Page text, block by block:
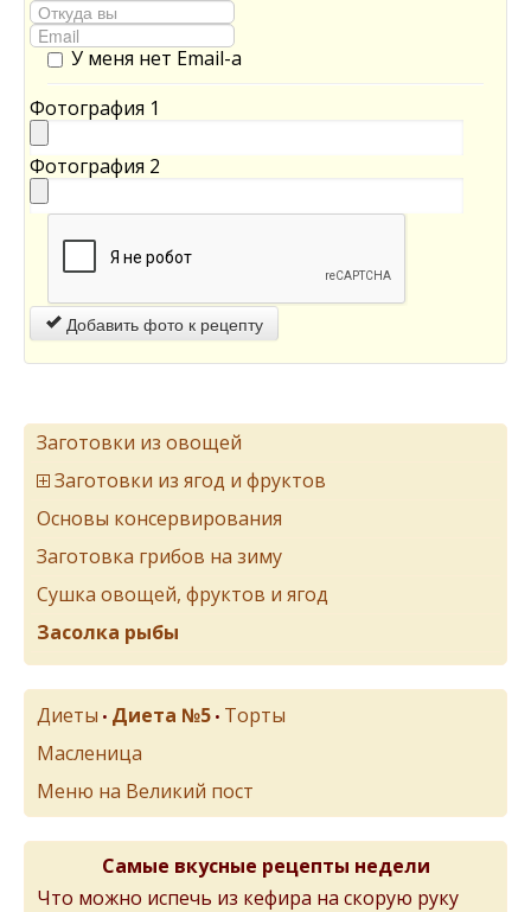
У меня нет Email-а
Фотография 1
Фотография 2
Добавить фото к рецепту
Заготовки из овощей
Заготовки из ягод и фруктов
Основы консервирования
Заготовка грибов на зиму
Сушка овощей, фруктов и ягод
Засолка рыбы
Диеты • Диета №5 • Торты
Масленица
Меню на Великий пост
Самые вкусные рецепты недели
Что можно испечь из кефира на скорую руку